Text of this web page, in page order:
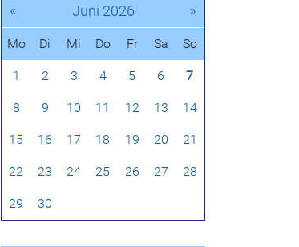
« Juni 2026 »
Mo Di Mi Do Fr Sa So
1 2 3 4 5 6 7
8 9 10 11 12 13 14
15 16 17 18 19 20 21
22 23 24 25 26 27 28
29 30